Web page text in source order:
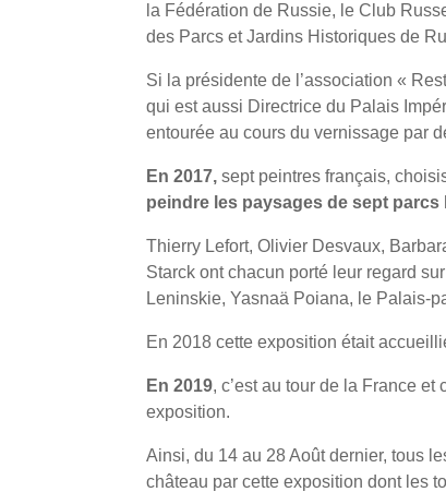
la Fédération de Russie, le Club
des Parcs et Jardins Historiques de
Si la présidente de l’association «
qui est aussi Directrice du Palais
entourée au cours du vernissage par
En 2017, sept peintres français,
peindre les paysages de sept
Thierry Lefort, Olivier Desvaux,
Starck ont chacun porté leur regard
Leninskie, Yasnaä Poiana, le Palais-
En 2018 cette exposition était
En 2019, c’est au tour de la France
exposition.
Ainsi, du 14 au 28 Août dernier, tous
château par cette exposition dont les